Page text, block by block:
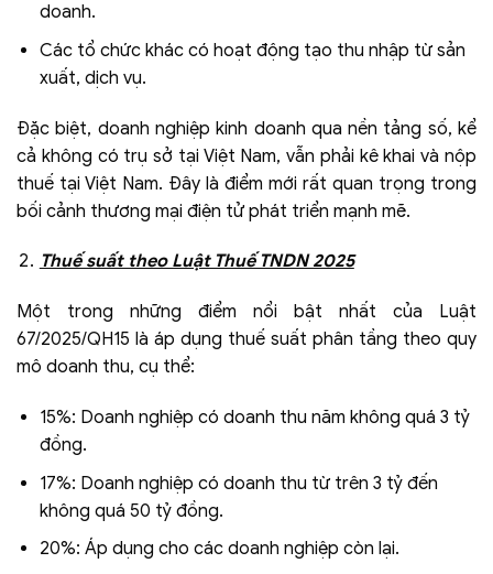
doanh.
Các tổ chức khác có hoạt động tạo thu nhập từ sản
xuất, dịch vụ.
Đặc biệt, doanh nghiệp kinh doanh qua nền tảng số, kể
cả không có trụ sở tại Việt Nam, vẫn phải kê khai và nộp
thuế tại Việt Nam. Đây là điểm mới rất quan trọng trong
bối cảnh thương mại điện tử phát triển mạnh mẽ.
Thuế suất theo Luật Thuế TNDN 2025
Một trong những điểm nổi bật nhất của Luật
67/2025/QH15 là áp dụng thuế suất phân tầng theo quy
mô doanh thu, cụ thể:
15%: Doanh nghiệp có doanh thu năm không quá 3 tỷ
đồng.
17%: Doanh nghiệp có doanh thu từ trên 3 tỷ đến
không quá 50 tỷ đồng.
20%: Áp dụng cho các doanh nghiệp còn lại.